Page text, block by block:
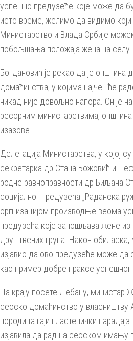
успешно предузеће које може да
исто време, желимо да видимо
Министарство и Влада Србије
побољшања положаја жена на селу.
Богдановић је рекао да је општина
домаћинства, у којима најчешће
никад није довољно напора. Он је
ресорним министарствима,
изазове.
Делегација Министарства, у којој
секретарка др Стана Божовић и
родне равноправности др Биљана
социјалног предузећа „Раданска
оргнизацијом производње веома
предузећа које запошљава жене из
друштвених група. Након
изјавио да ово предузеће може да
као пример добре праксе успешног
На крају посете Лебану, министар
сеоско домаћинство у власништву
породица гаји пластенички
изјавила да рад на сеоском